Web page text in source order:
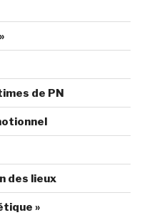
de PN
des lieux
»